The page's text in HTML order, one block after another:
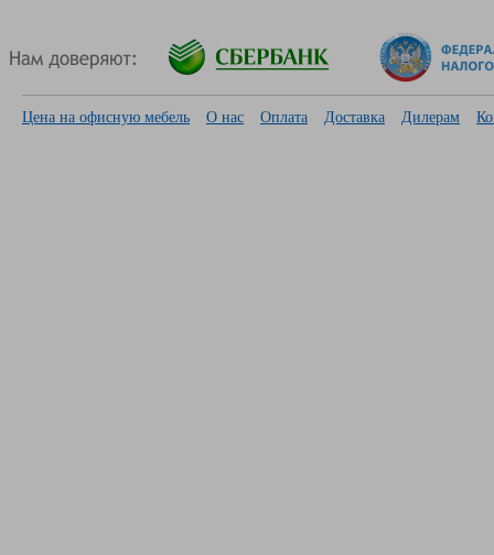
Цена на офисную мебель О нас Оплата Доставка Дилерам